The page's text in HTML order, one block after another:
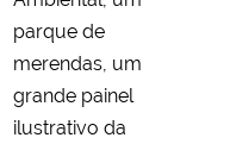
parque de
merendas, um
grande painel
ilustrativo da